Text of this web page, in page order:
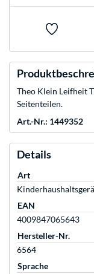
Theo Klein Leifheit
Seitenteilen.
Art.-Nr.: 1449352
Details
Art
EAN
4009847065643
Hersteller-Nr.
6564
Sprache